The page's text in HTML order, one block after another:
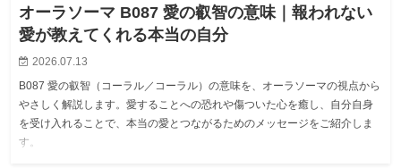
オーラソーマ B087 愛の叡智の意味｜報われない
愛が教えてくれる本当の自分
2026.07.13
B087 愛の叡智（コーラル／コーラル）の意味を、オーラソーマの視点から
やさしく解説します。愛することへの恐れや傷ついた心を癒し、自分自身
を受け入れることで、本当の愛とつながるためのメッセージをご紹介しま
す。